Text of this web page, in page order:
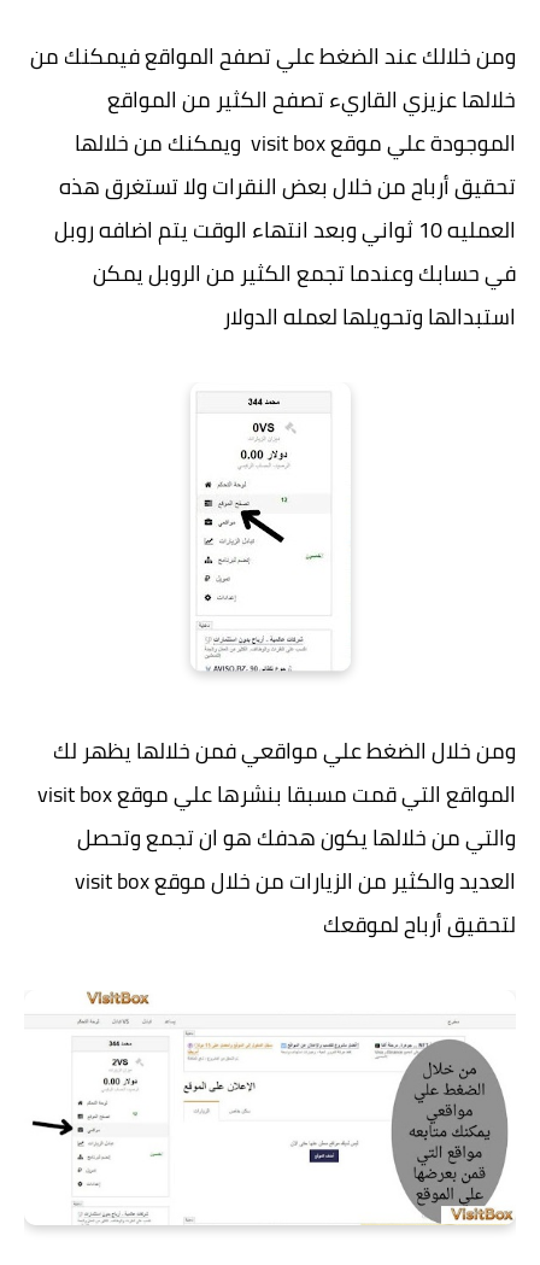
ومن خلالك عند الضغط علي تصفح المواقع فيمكنك من
خلالها عزيزي القاريء تصفح الكثير من المواقع
الموجودة علي موقع visit box ويمكنك من خلالها
تحقيق أرباح من خلال بعض النقرات ولا تستغرق هذه
العمليه 10 ثواني وبعد انتهاء الوقت يتم اضافه روبل
في حسابك وعندما تجمع الكثير من الروبل يمكن
استبدالها وتحويلها لعمله الدولار
ومن خلال الضغط علي مواقعي فمن خلالها يظهر لك
المواقع التي قمت مسبقا بنشرها علي موقع visit box
والتي من خلالها يكون هدفك هو ان تجمع وتحصل
العديد والكثير من الزيارات من خلال موقع visit box
لتحقيق أرباح لموقعك